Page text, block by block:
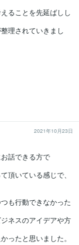
ることを先延ばしし
理されていきまし
2021年10月23日
話できる方で
頂いている感じで、
も行動できなかった
ネスのアイデアや方
ったと思いました。